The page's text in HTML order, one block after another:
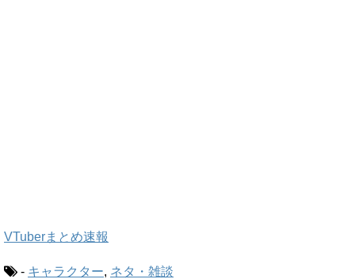
VTuberまとめ速報
- キャラクター, ネタ・雑談